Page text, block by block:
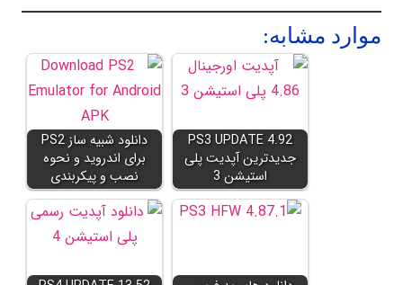
موارد مشابه:
دانلود شبیه ساز PS2
برای اندروید و نحوه
نصب و پیکربندی
PS3 UPDATE 4.92
جدیدترین آپدیت پلی
استیشن 3